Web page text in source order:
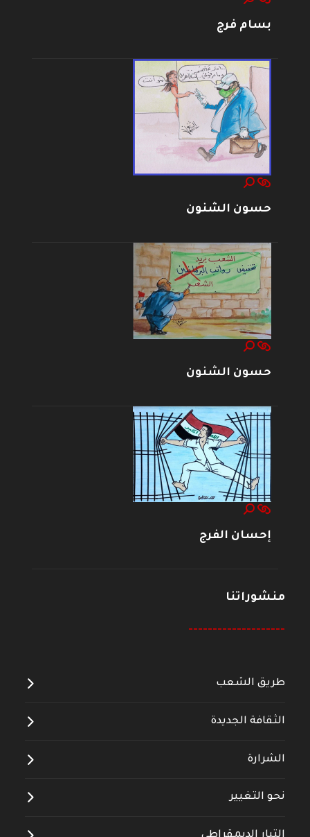
بسام فرج
حسون الشنون
حسون الشنون
إحسان الفرج
منشوراتنا
--------------------
طريق الشعب
الثقافة الجديدة
الشرارة
نحو التغيير